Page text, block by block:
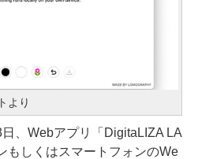
より
、Webアプリ「DigitaLIZA LA
もしくはスマートフォンのWe